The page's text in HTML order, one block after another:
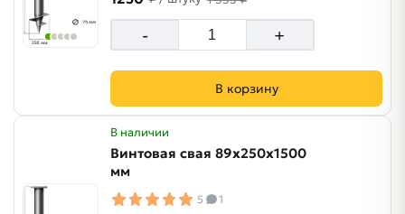
- +
В корзину
В наличии
Винтовая свая 89х250х1500
мм
5 1